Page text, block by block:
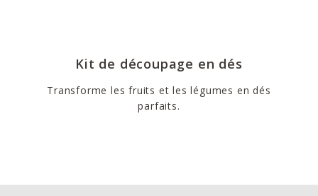
Kit de découpage en dés
Transforme les fruits et les légumes en dés
parfaits.